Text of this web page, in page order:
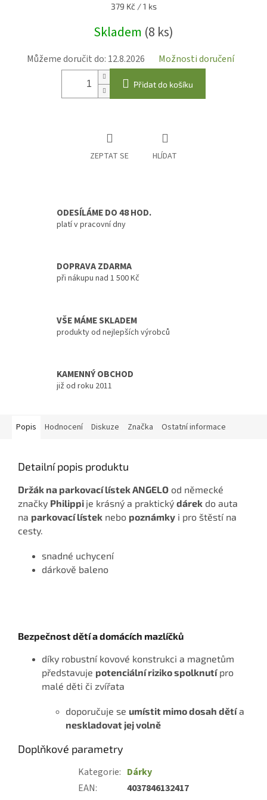
Měrná
379 Kč / 1 ks
Skladem (8 ks)
Můžeme doručit do: 12.8.2026 Možnosti doručení
Přidat do košíku
ZEPTAT SE HLÍDAT
ODESÍLÁME DO 48 HOD.
platí v pracovní dny
DOPRAVA ZDARMA
při nákupu nad 1 500 Kč
VŠE MÁME SKLADEM
produkty od nejlepších výrobců
KAMENNÝ OBCHOD
již od roku 2011
Popis Hodnocení Diskuze Značka Ostatní informace
Detailní popis produktu
Držák na parkovací lístek ANGELO od německé
značky Philippi je krásný a praktický dárek do auta
na parkovací lístek nebo poznámky i pro štěstí na
cesty.
snadné uchycení
dárkově baleno
Bezpečnost dětí a domácích mazlíčků
díky robustní kovové konstrukci a magnetům
představuje potenciální riziko spolknutípro
malé děti či zvířata
doporučuje se umístit mimo dosah dětía
neskladovat jej volně
Doplňkové parametry
Kategorie: Dárky
EAN:
4037846132417